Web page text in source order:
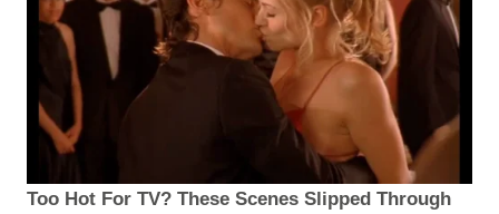
Too Hot For TV? These Scenes Slipped Through